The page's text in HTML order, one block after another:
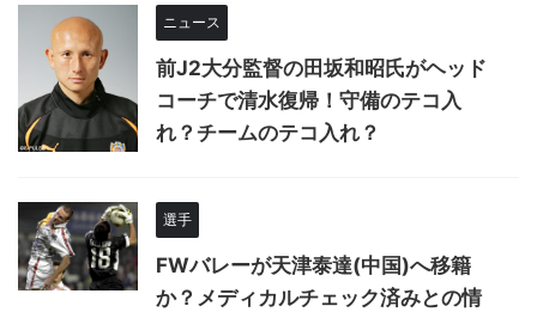
ニュース
前J2大分監督の田坂和昭氏がヘッド
コーチで清水復帰！守備のテコ入
れ？チームのテコ入れ？
選手
FWバレーが天津泰達(中国)へ移籍
か？メディカルチェック済みとの情